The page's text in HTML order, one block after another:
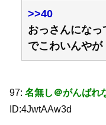
>>40
おっさんになっ
でこわいんやが
97: 名無し＠がんばれ
ID:4JwtAAw3d